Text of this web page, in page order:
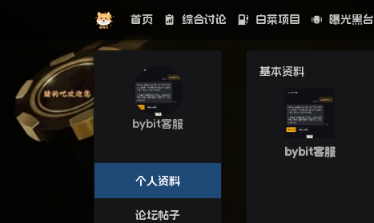
首页 综合讨论 白菜项目 曝光黑台
bybit客服
个人资料
论坛帖子
基本资料
bybit客服